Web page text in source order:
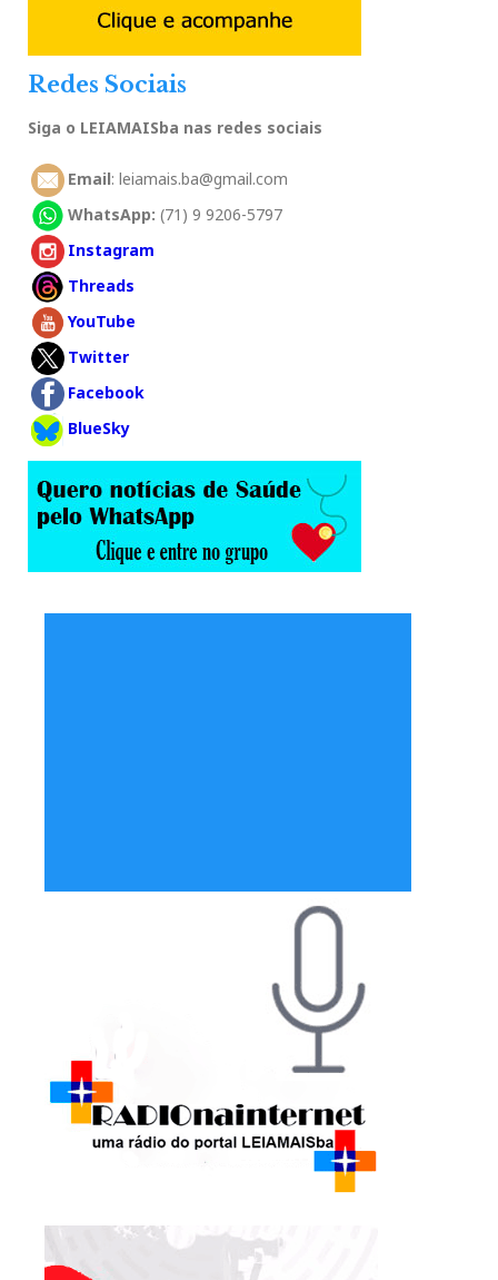
Redes Sociais
Siga o LEIAMAISba nas redes sociais
Email: leiamais.ba@gmail.com
WhatsApp: (71) 9 9206-5797
Instagram
Threads
YouTube
Twitter
Facebook
BlueSky